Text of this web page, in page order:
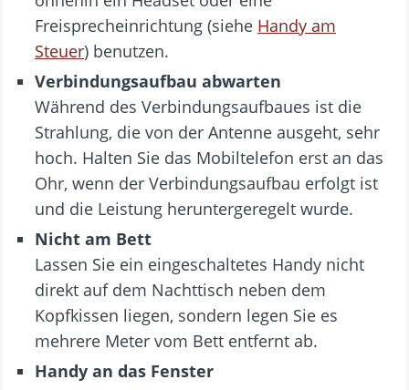
Freisprecheinrichtung (siehe Handy am
Steuer) benutzen.
Verbindungsaufbau abwarten
Während des Verbindungsaufbaues ist die
Strahlung, die von der Antenne ausgeht, sehr
hoch. Halten Sie das Mobiltelefon erst an das
Ohr, wenn der Verbindungsaufbau erfolgt ist
und die Leistung heruntergeregelt wurde.
Nicht am Bett
Lassen Sie ein eingeschaltetes Handy nicht
direkt auf dem Nachttisch neben dem
Kopfkissen liegen, sondern legen Sie es
mehrere Meter vom Bett entfernt ab.
Handy an das Fenster